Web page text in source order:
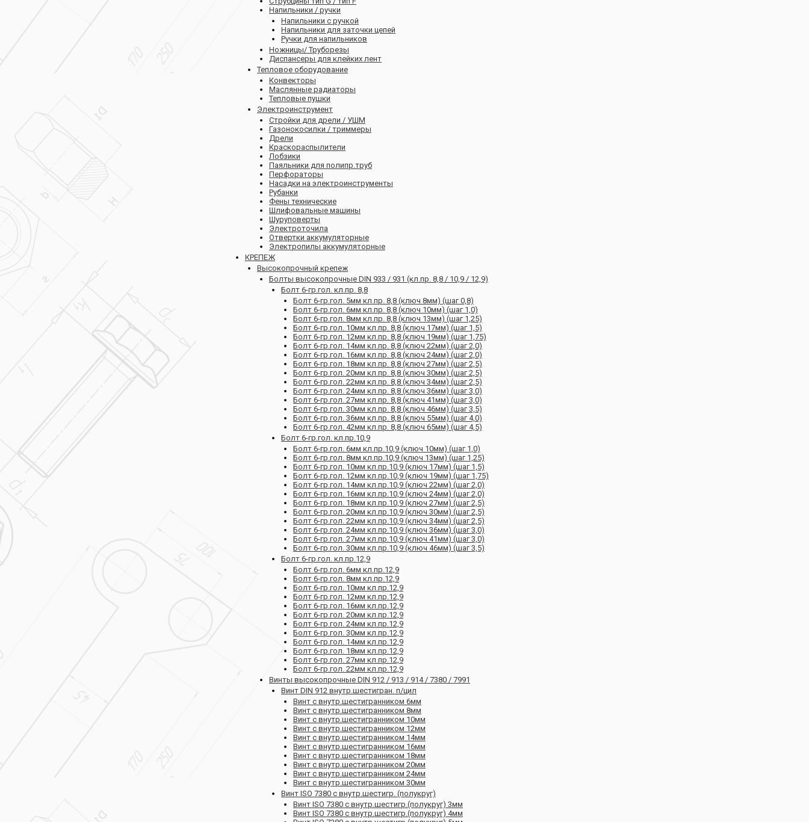
Напильники / ручки
Напильники с ручкой
Напильники для заточки цепей
Ручки для напильников
Ножницы/ Труборезы
Диспансеры для клейких лент
Тепловое оборудование
Конвекторы
Маслянные радиаторы
Тепловые пушки
Электроинструмент
Стройки для дрели / УШМ
Газонокосилки / триммеры
Дрели
Краскораспылители
Лобзики
Паяльники для полипр.труб
Перфораторы
Насадки на электроинструменты
Рубанки
Фены технические
Шлифовальные машины
Шуруповерты
Электроточила
Отвертки аккумуляторные
Электропилы аккумуляторные
КРЕПЕЖ
Высокопрочный крепеж
Болты высокопрочные DIN 933 / 931 (кл.пр. 8,8 / 10,9 / 12,9)
Болт 6-гр.гол. кл.пр. 8,8
Болт 6-гр.гол. 5мм кл.пр. 8,8 (ключ 8мм) (шаг 0,8)
Болт 6-гр.гол. 6мм кл.пр. 8,8 (ключ 10мм) (шаг 1,0)
Болт 6-гр.гол. 8мм кл.пр. 8,8 (ключ 13мм) (шаг 1,25)
Болт 6-гр.гол. 10мм кл.пр. 8,8 (ключ 17мм) (шаг 1,5)
Болт 6-гр.гол. 12мм кл.пр. 8,8 (ключ 19мм) (шаг 1,75)
Болт 6-гр.гол. 14мм кл.пр. 8,8 (ключ 22мм) (шаг 2,0)
Болт 6-гр.гол. 16мм кл.пр. 8,8 (ключ 24мм) (шаг 2,0)
Болт 6-гр.гол. 18мм кл.пр. 8,8 (ключ 27мм) (шаг 2,5)
Болт 6-гр.гол. 20мм кл.пр. 8,8 (ключ 30мм) (шаг 2,5)
Болт 6-гр.гол. 22мм кл.пр. 8,8 (ключ 34мм) (шаг 2,5)
Болт 6-гр.гол. 24мм кл.пр. 8,8 (ключ 36мм) (шаг 3,0)
Болт 6-гр.гол. 27мм кл.пр. 8,8 (ключ 41мм) (шаг 3,0)
Болт 6-гр.гол. 30мм кл.пр. 8,8 (ключ 46мм) (шаг 3,5)
Болт 6-гр.гол. 36мм кл.пр. 8,8 (ключ 55мм) (шаг 4,0)
Болт 6-гр.гол. 42мм кл.пр. 8,8 (ключ 65мм) (шаг 4,5)
Болт 6-гр.гол. кл.пр.10,9
Болт 6-гр.гол. 6мм кл.пр.10,9 (ключ 10мм) (шаг 1,0)
Болт 6-гр.гол. 8мм кл.пр.10,9 (ключ 13мм) (шаг 1,25)
Болт 6-гр.гол. 10мм кл.пр.10,9 (ключ 17мм) (шаг 1,5)
Болт 6-гр.гол. 12мм кл.пр.10,9 (ключ 19мм) (шаг 1,75)
Болт 6-гр.гол. 14мм кл.пр.10,9 (ключ 22мм) (шаг 2,0)
Болт 6-гр.гол. 16мм кл.пр.10,9 (ключ 24мм) (шаг 2,0)
Болт 6-гр.гол. 18мм кл.пр.10,9 (ключ 27мм) (шаг 2,5)
Болт 6-гр.гол. 20мм кл.пр.10,9 (ключ 30мм) (шаг 2,5)
Болт 6-гр.гол. 22мм кл.пр.10,9 (ключ 34мм) (шаг 2,5)
Болт 6-гр.гол. 24мм кл.пр.10,9 (ключ 36мм) (шаг 3,0)
Болт 6-гр.гол. 27мм кл.пр.10,9 (ключ 41мм) (шаг 3,0)
Болт 6-гр.гол. 30мм кл.пр.10,9 (ключ 46мм) (шаг 3,5)
Болт 6-гр.гол. кл.пр.12,9
Болт 6-гр.гол. 6мм кл.пр.12,9
Болт 6-гр.гол. 8мм кл.пр.12,9
Болт 6-гр.гол. 10мм кл.пр.12,9
Болт 6-гр.гол. 12мм кл.пр.12,9
Болт 6-гр.гол. 16мм кл.пр.12,9
Болт 6-гр.гол. 20мм кл.пр.12,9
Болт 6-гр.гол. 24мм кл.пр.12,9
Болт 6-гр.гол. 30мм кл.пр.12,9
Болт 6-гр.гол. 14мм кл.пр.12,9
Болт 6-гр.гол. 18мм кл.пр.12,9
Болт 6-гр.гол. 27мм кл.пр.12,9
Болт 6-гр.гол. 22мм кл.пр.12,9
Винты высокопрочные DIN 912 / 913 / 914 / 7380 / 7991
Винт DIN 912 внутр.шестигран. п/цил
Винт с внутр.шестигранником 6мм
Винт с внутр.шестигранником 8мм
Винт с внутр.шестигранником 10мм
Винт с внутр.шестигранником 12мм
Винт с внутр.шестигранником 14мм
Винт с внутр.шестигранником 16мм
Винт с внутр.шестигранником 18мм
Винт с внутр.шестигранником 20мм
Винт с внутр.шестигранником 24мм
Винт с внутр.шестигранником 30мм
Винт ISO 7380 с внутр.шестигр. (полукруг)
Винт ISO 7380 с внутр.шестигр.(полукруг) 3мм
Винт ISO 7380 с внутр.шестигр.(полукруг) 4мм